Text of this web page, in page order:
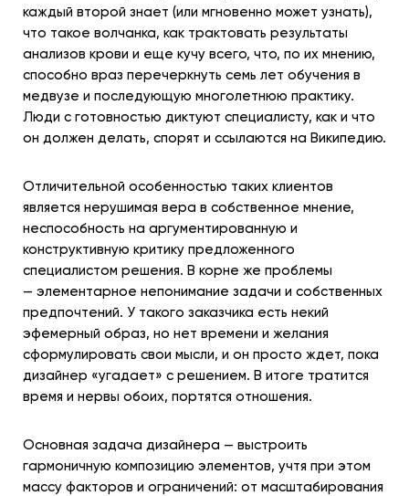
каждый второй знает (или мгновенно может узнать),
что такое волчанка, как трактовать результаты
анализов крови и еще кучу всего, что, по их мнению,
способно враз перечеркнуть семь лет обучения в
медвузе и последующую многолетнюю практику.
Люди с готовностью диктуют специалисту, как и что
он должен делать, спорят и ссылаются на Википедию.
Отличительной особенностью таких клиентов
является нерушимая вера в собственное мнение,
неспособность на аргументированную и
конструктивную критику предложенного
специалистом решения. В корне же проблемы
— элементарное непонимание задачи и собственных
предпочтений. У такого заказчика есть некий
эфемерный образ, но нет времени и желания
сформулировать свои мысли, и он просто ждет, пока
дизайнер «угадает» с решением. В итоге тратится
время и нервы обоих, портятся отношения.
Основная задача дизайнера — выстроить
гармоничную композицию элементов, учтя при этом
массу факторов и ограничений: от масштабирования